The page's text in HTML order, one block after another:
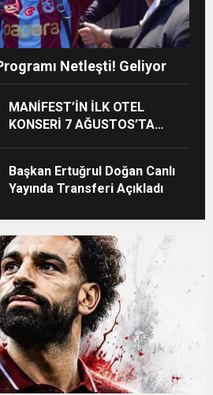
Netleşti! Geliyor
MANİFEST’İN İLK OTEL
KONSERİ 7 AĞUSTOS’TA
Başkan Ertuğrul Doğan Canlı
Yayında Transferi Açıkladı